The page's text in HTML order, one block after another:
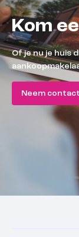
Kom
Of je nu je huis
Neem